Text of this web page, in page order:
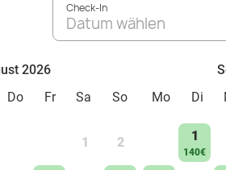
Check-In
Datum wählen
2026
Do Fr Sa So
1 2
Mo
Di
1
140€